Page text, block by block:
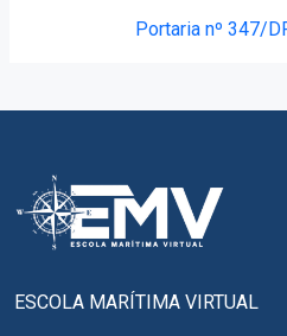
Portaria nº 347/
ESCOLA MARÍTIMA VIRTUAL